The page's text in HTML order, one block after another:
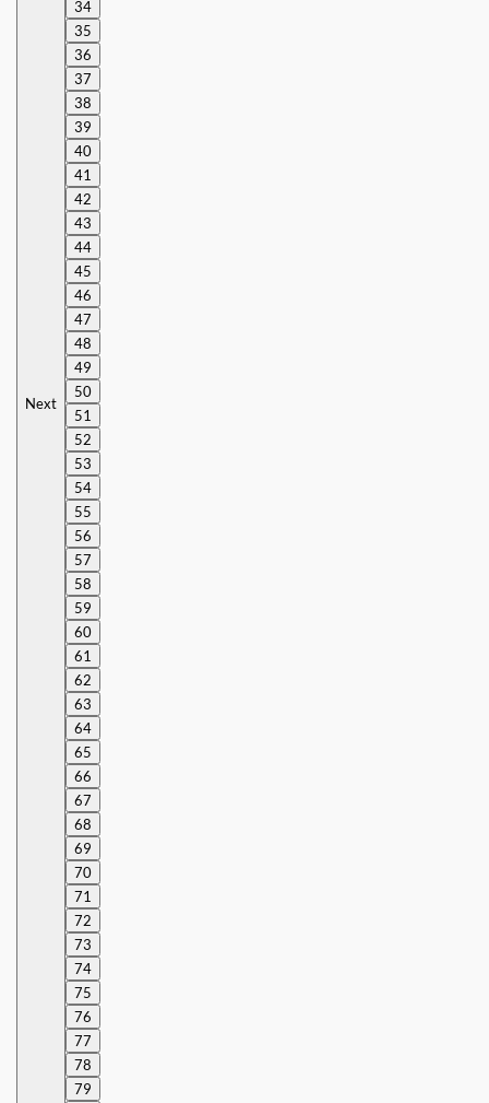
Next
34
35
36
37
38
39
40
41
42
43
44
45
46
47
48
49
50
51
52
53
54
55
56
57
58
59
60
61
62
63
64
65
66
67
68
69
70
71
72
73
74
75
76
77
78
79